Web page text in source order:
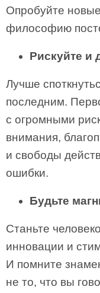
Опробуйте
философию
Рискуйте и
Лучше
последним.
с огромными
внимания,
и свободы
ошибки.
Будьте
Станьте
инновации и
И помните
не то, что вы